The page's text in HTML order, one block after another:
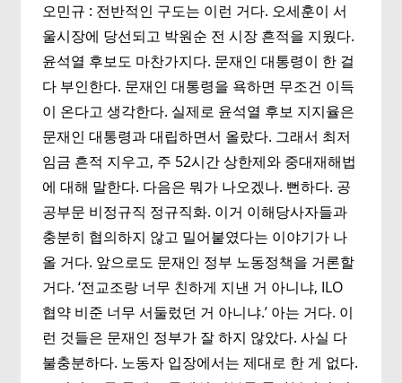
오민규 : 전반적인 구도는 이런 거다. 오세훈이 서
울시장에 당선되고 박원순 전 시장 흔적을 지웠다.
윤석열 후보도 마찬가지다. 문재인 대통령이 한 걸
다 부인한다. 문재인 대통령을 욕하면 무조건 이득
이 온다고 생각한다. 실제로 윤석열 후보 지지율은
문재인 대통령과 대립하면서 올랐다. 그래서 최저
임금 흔적 지우고, 주 52시간 상한제와 중대재해법
에 대해 말한다. 다음은 뭐가 나오겠나. 뻔하다. 공
공부문 비정규직 정규직화. 이거 이해당사자들과
충분히 협의하지 않고 밀어붙였다는 이야기가 나
올 거다. 앞으로도 문재인 정부 노동정책을 거론할
거다. ‘전교조랑 너무 친하게 지낸 거 아니냐, ILO
협약 비준 너무 서둘렀던 거 아니냐.’ 아는 거다. 이
런 것들은 문재인 정부가 잘 하지 않았다. 사실 다
불충분하다. 노동자 입장에서는 제대로 한 게 없다.